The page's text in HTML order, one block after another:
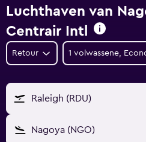
Luchthaven van
Centrair Intl
Retour 1 volwassene,
Raleigh (RDU)
Nagoya (NGO)